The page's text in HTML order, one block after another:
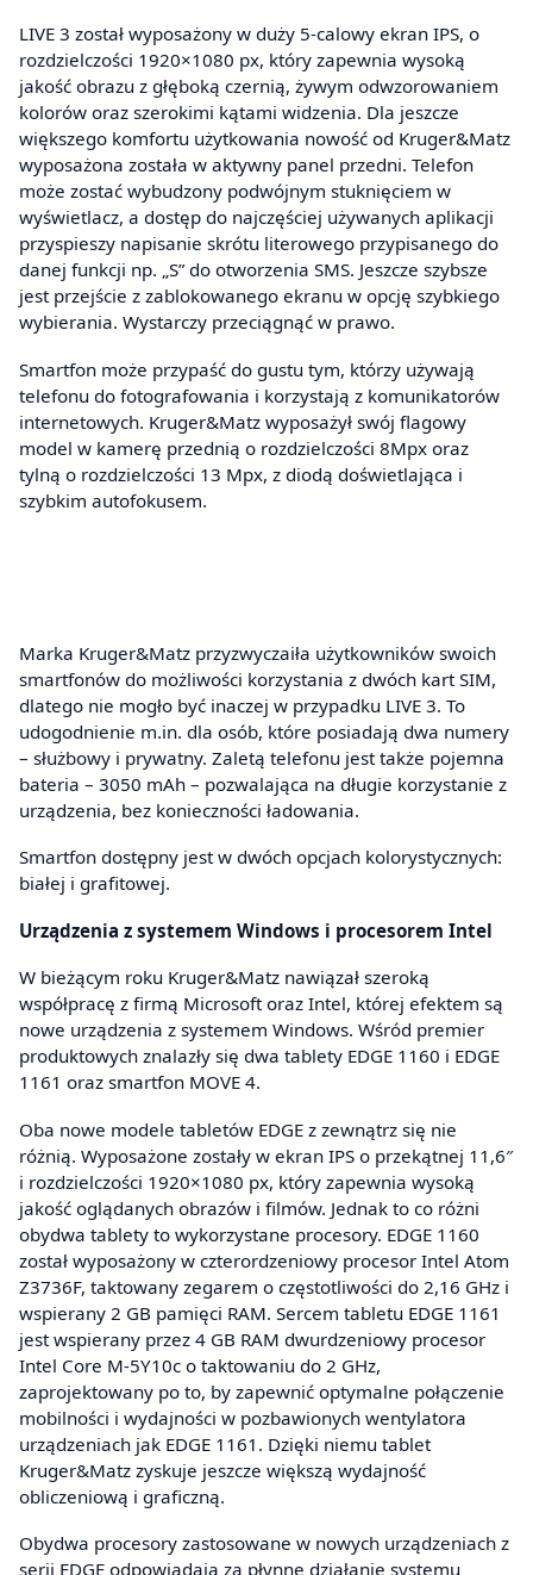
LIVE 3 został wyposażony w duży 5-calowy ekran IPS, o
rozdzielczości 1920×1080 px, który zapewnia wysoką
jakość obrazu z głęboką czernią, żywym odwzorowaniem
kolorów oraz szerokimi kątami widzenia. Dla jeszcze
większego komfortu użytkowania nowość od Kruger&Matz
wyposażona została w aktywny panel przedni. Telefon
może zostać wybudzony podwójnym stuknięciem w
wyświetlacz, a dostęp do najczęściej używanych aplikacji
przyspieszy napisanie skrótu literowego przypisanego do
danej funkcji np. „S” do otworzenia SMS. Jeszcze szybsze
jest przejście z zablokowanego ekranu w opcję szybkiego
wybierania. Wystarczy przeciągnąć w prawo.
Smartfon może przypaść do gustu tym, którzy używają
telefonu do fotografowania i korzystają z komunikatorów
internetowych. Kruger&Matz wyposażył swój flagowy
model w kamerę przednią o rozdzielczości 8Mpx oraz
tylną o rozdzielczości 13 Mpx, z diodą doświetlająca i
szybkim autofokusem.
Marka Kruger&Matz przyzwyczaiła użytkowników swoich
smartfonów do możliwości korzystania z dwóch kart SIM,
dlatego nie mogło być inaczej w przypadku LIVE 3. To
udogodnienie m.in. dla osób, które posiadają dwa numery
– służbowy i prywatny. Zaletą telefonu jest także pojemna
bateria – 3050 mAh – pozwalająca na długie korzystanie z
urządzenia, bez konieczności ładowania.
Smartfon dostępny jest w dwóch opcjach kolorystycznych:
białej i grafitowej.
Urządzenia z systemem Windows i procesorem Intel
W bieżącym roku Kruger&Matz nawiązał szeroką
współpracę z firmą Microsoft oraz Intel, której efektem są
nowe urządzenia z systemem Windows. Wśród premier
produktowych znalazły się dwa tablety EDGE 1160 i EDGE
1161 oraz smartfon MOVE 4.
Oba nowe modele tabletów EDGE z zewnątrz się nie
różnią. Wyposażone zostały w ekran IPS o przekątnej 11,6″
i rozdzielczości 1920×1080 px, który zapewnia wysoką
jakość oglądanych obrazów i filmów. Jednak to co różni
obydwa tablety to wykorzystane procesory. EDGE 1160
został wyposażony w czterordzeniowy procesor Intel Atom
Z3736F, taktowany zegarem o częstotliwości do 2,16 GHz i
wspierany 2 GB pamięci RAM. Sercem tabletu EDGE 1161
jest wspierany przez 4 GB RAM dwurdzeniowy procesor
Intel Core M-5Y10c o taktowaniu do 2 GHz,
zaprojektowany po to, by zapewnić optymalne połączenie
mobilności i wydajności w pozbawionych wentylatora
urządzeniach jak EDGE 1161. Dzięki niemu tablet
Kruger&Matz zyskuje jeszcze większą wydajność
obliczeniową i graficzną.
Obydwa procesory zastosowane w nowych urządzeniach z
serii EDGE odpowiadają za płynne działanie systemu